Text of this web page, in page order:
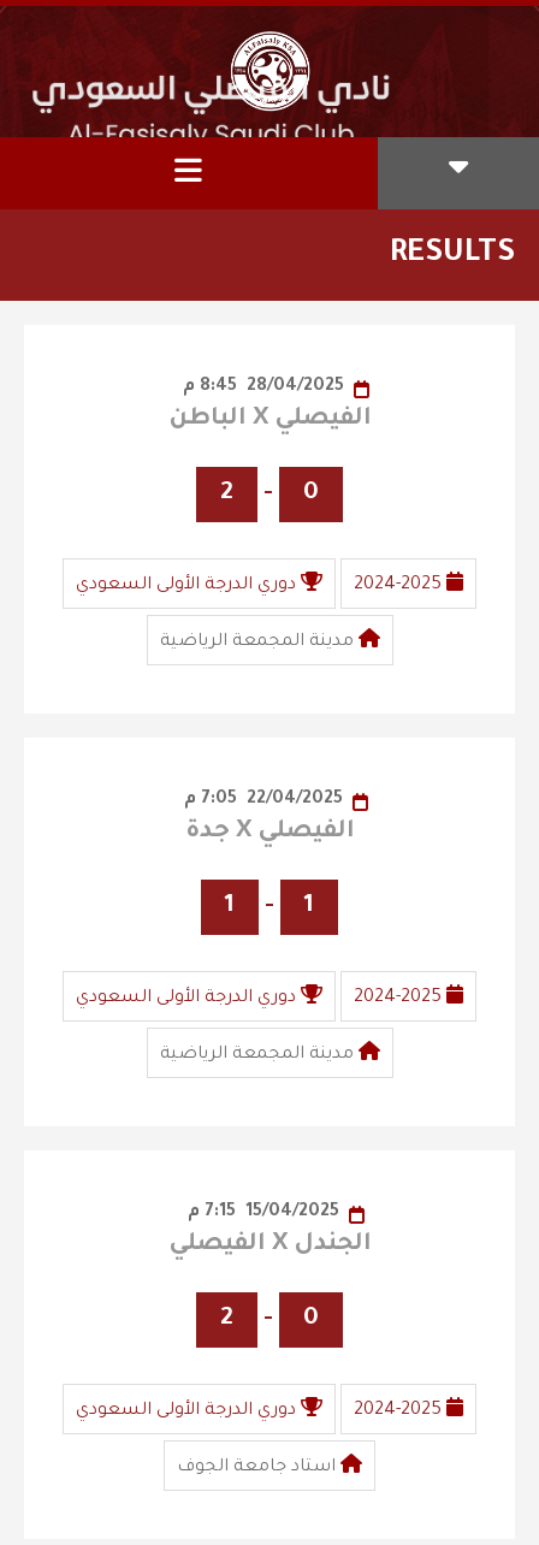
RESULTS
الفيصلي X الباطن
0
-
2
2024-2025 دوري الدرجة الأولى السعودي
مدينة المجمعة الرياضية
الفيصلي X جدة
1
-
1
2024-2025 دوري الدرجة الأولى السعودي
مدينة المجمعة الرياضية
الجندل X الفيصلي
0
-
2
2024-2025 دوري الدرجة الأولى السعودي
استاد جامعة الجوف